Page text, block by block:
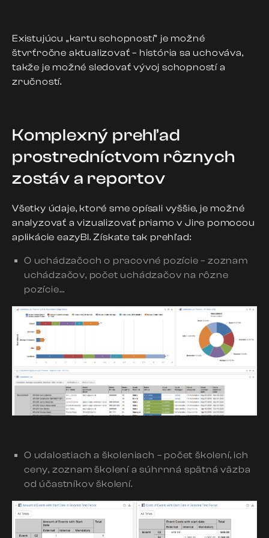
Existujúcu „kartu schopností“ je možné
štvrťročne aktualizovať – história sa uchováva,
takže je možné sledovať vývoj schopností a
zručností.
Komplexný prehľad
prostredníctvom rôznych
zostáv a reportov
Všetky údaje, ktoré sme opísali vyššie, je možné
analyzovať a vizualizovať priamo v Jire pomocou
aplikácie eazyBI. Získate tak prehľad:
O uchádzačoch o pracovné pozície – zoznam
uchádzačov, počet uchádzačov na rôzne
pozície…
O udalostiach a školeniach – počet školení, ich
ceny, zoznam školení a súhrnná spätná väzba
od účastníkov školení.